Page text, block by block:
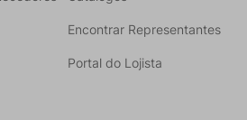
Encontrar Representantes
Portal do Lojista